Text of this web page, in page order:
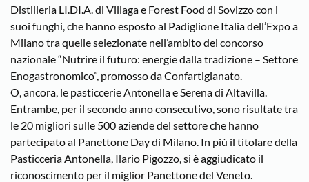
Distilleria LI.DI.A. di Villaga e Forest Food di Sovizzo con i
suoi funghi, che hanno esposto al Padiglione Italia dell’Expo a
Milano tra quelle selezionate nell’ambito del concorso
nazionale “Nutrire il futuro: energie dalla tradizione – Settore
Enogastronomico”, promosso da Confartigianato.
O, ancora, le pasticcerie Antonella e Serena di Altavilla.
Entrambe, per il secondo anno consecutivo, sono risultate tra
le 20 migliori sulle 500 aziende del settore che hanno
partecipato al Panettone Day di Milano. In più il titolare della
Pasticceria Antonella, Ilario Pigozzo, si è aggiudicato il
riconoscimento per il miglior Panettone del Veneto.